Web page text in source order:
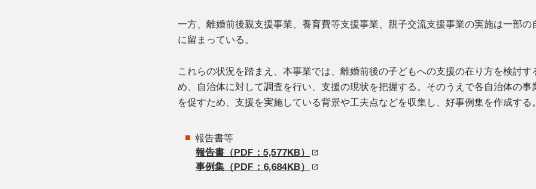
一方、離婚前後親支援事業、養育費等支援事業、親子交流支援事業の実施は一部の
に留まっている。
これらの状況を踏まえ、本事業では、離婚前後の子どもへの支援の在り方を検討す
め、自治体に対して調査を行い、支援の現状を把握する。そのうえで各自治体の事
を促すため、支援を実施している背景や工夫点などを収集し、好事例集を作成する。
報告書等
報告書（PDF：5,577KB）
事例集（PDF：6,684KB）